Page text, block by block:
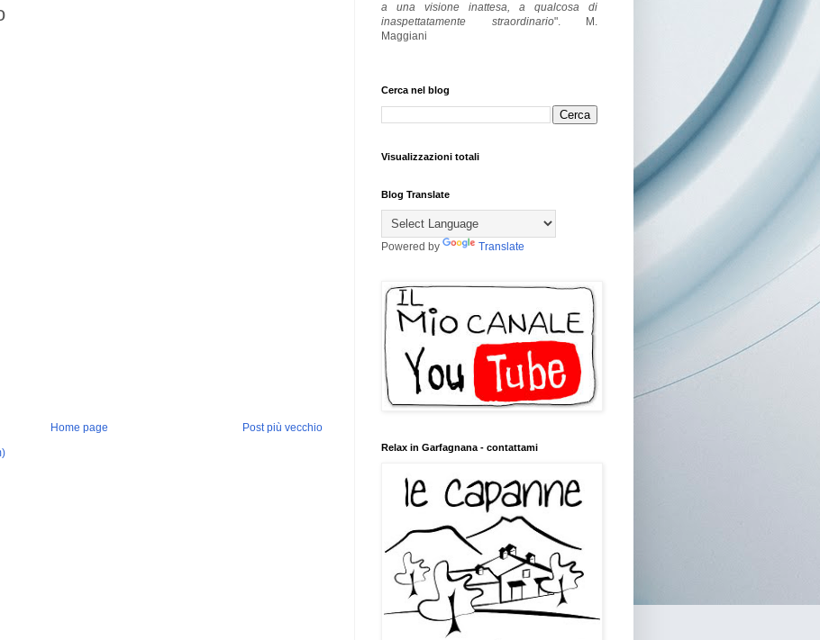
Post più vecchio
Home page
a una visione inattesa, a qualcosa di
inaspettatamente straordinario". M.
Maggiani
Cerca nel blog
Visualizzazioni totali
Blog Translate
Powered by Translate
Relax in Garfagnana - contattami